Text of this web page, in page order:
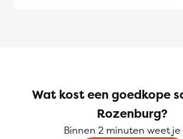
Wat kost een goedkope
Rozenburg?
Binnen 2 minuten weet je